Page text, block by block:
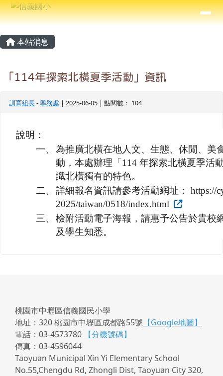
跳至主內容區
信義國小
⏸
導覽列
主內容區域
本站消息
「114年探索北橫夏季活動」資訊
訓育組長-學務處 | 2025-06-05 | 點閱數： 104
說明：
一、 為推廣北橫在地人文、生態、休閒、美
動，本處辦理「114 年探索北橫夏季活
識北橫獨有的特色。
二、 詳細報名資訊請參考活動網址： https://
2025/taiwan/0518/index.html
三、 檢附活動電子海報，請惠予公告於貴校
及學生知悉。
頁尾區域
桃園市中壢區信義國民小學
地址：320 桃園市中壢區成都路55號 【Google地圖】
電話：03-4573780
【分機號碼】
傳真：03-4596044
Taoyuan Municipal Xin Yi Elementary School
No.55,Chengdu Rd, Zhongli Dist, Taoyuan City 320,